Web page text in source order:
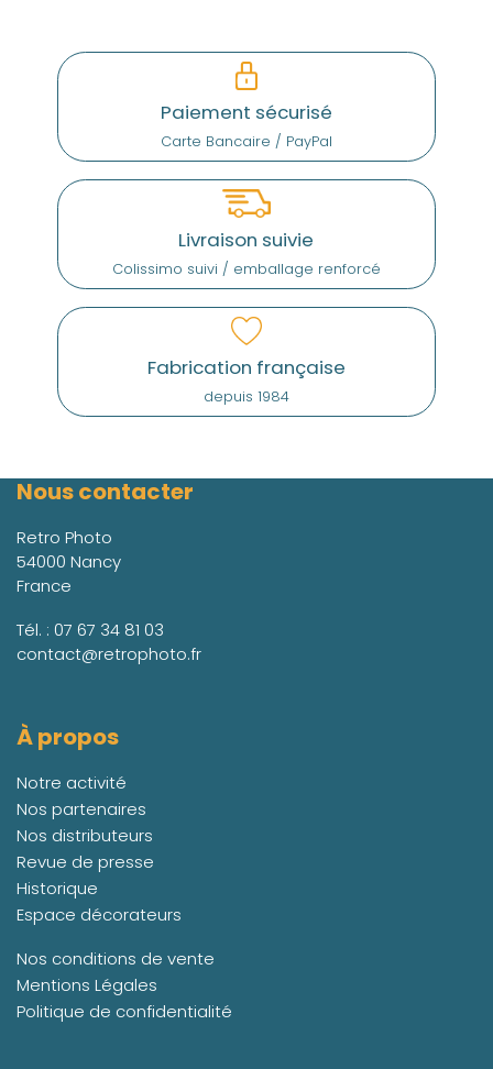
Paiement sécurisé
Carte Bancaire / PayPal
Livraison suivie
Colissimo suivi / emballage renforcé
Fabrication française
depuis 1984
Nous contacter
Retro Photo
54000 Nancy
France
Tél. : 07 67 34 81 03
contact@retrophoto.fr
À propos
Notre activité
Nos partenaires
Nos distributeurs
Revue de presse
Historique
Espace décorateurs
Nos conditions de vente
Mentions Légales
Politique de confidentialité